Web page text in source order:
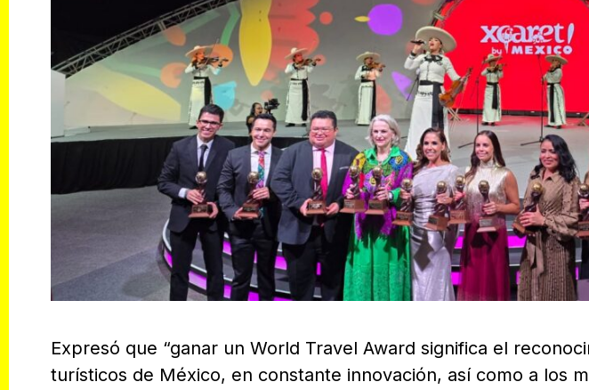
Expresó que “ganar un World Travel Award significa el
turísticos de México, en constante innovación, así como a los